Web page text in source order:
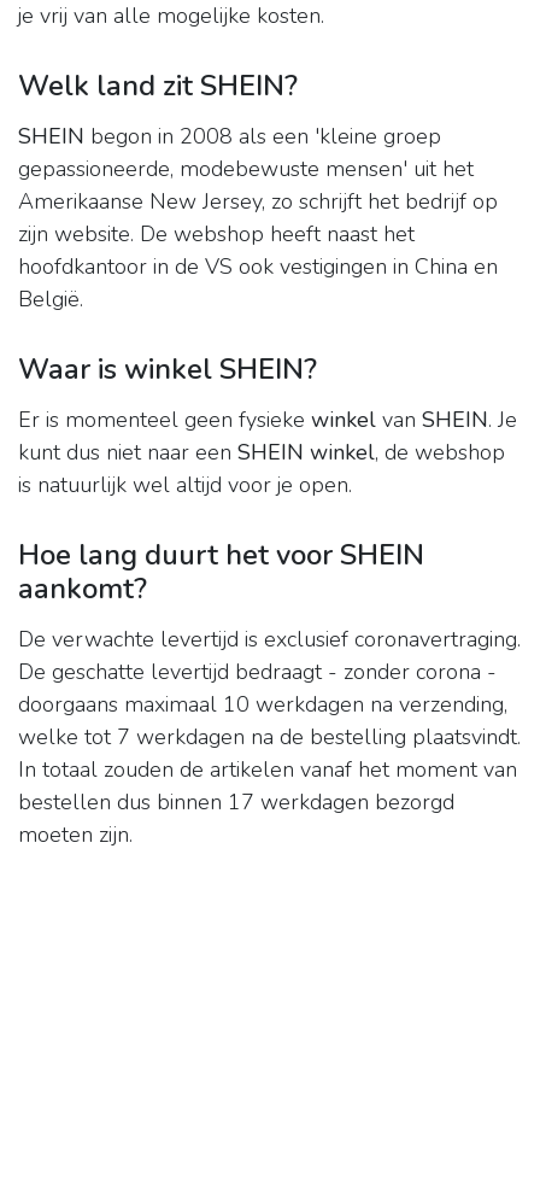
je vrij van alle mogelijke kosten.
Welk land zit SHEIN?
SHEIN begon in 2008 als een 'kleine groep
gepassioneerde, modebewuste mensen' uit het
Amerikaanse New Jersey, zo schrijft het bedrijf op
zijn website. De webshop heeft naast het
hoofdkantoor in de VS ook vestigingen in China en
België.
Waar is winkel SHEIN?
Er is momenteel geen fysieke winkel van SHEIN. Je
kunt dus niet naar een SHEIN winkel, de webshop
is natuurlijk wel altijd voor je open.
Hoe lang duurt het voor SHEIN
aankomt?
De verwachte levertijd is exclusief coronavertraging.
De geschatte levertijd bedraagt - zonder corona -
doorgaans maximaal 10 werkdagen na verzending,
welke tot 7 werkdagen na de bestelling plaatsvindt.
In totaal zouden de artikelen vanaf het moment van
bestellen dus binnen 17 werkdagen bezorgd
moeten zijn.